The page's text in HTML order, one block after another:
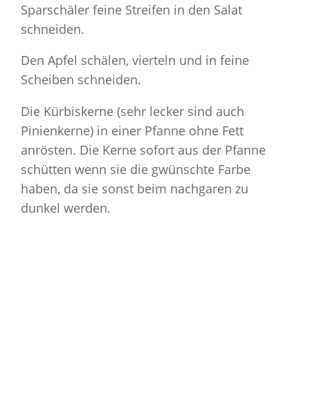
Sparschäler feine Streifen in den Salat
schneiden.
Den Apfel schälen, vierteln und in feine
Scheiben schneiden.
Die Kürbiskerne (sehr lecker sind auch
Pinienkerne) in einer Pfanne ohne Fett
anrösten. Die Kerne sofort aus der Pfanne
schütten wenn sie die gwünschte Farbe
haben, da sie sonst beim nachgaren zu
dunkel werden.